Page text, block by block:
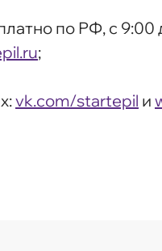
по РФ, с
;
vk.com/startepil и